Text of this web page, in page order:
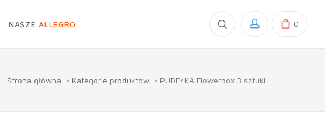
NASZEALLEGRO 0
Strona główna Kategorie produktów PUDEŁKA Flowerbox 3 sztuki